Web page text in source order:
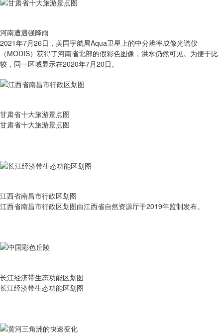
河南遭遇强降雨
2021年7月26日，美国宇航局Aqua卫星上的中分辨率成像光谱仪
（MODIS）获得了河南省北部的假彩色图像，洪水仍然可见。为便于比
较，同一区域显示在2020年7月20日。
甘肃省十大旅游景点图
甘肃省十大旅游景点图
江西省南昌市行政区划图
江西省南昌市行政区划图由江西省自然资源厅于2019年监制发布。
长江经济带生态功能区划图
长江经济带生态功能区划图